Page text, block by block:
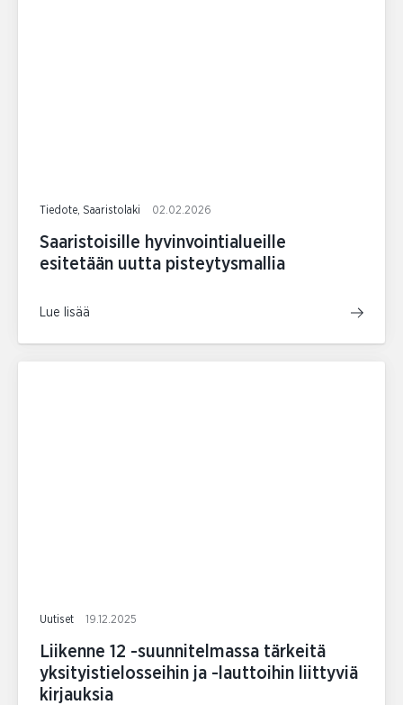
Tiedote, Saaristolaki 02.02.2026
Saaristoisille hyvinvointialueille
esitetään uutta pisteytysmallia
Lue lisää
Uutiset 19.12.2025
Liikenne 12 -suunnitelmassa tärkeitä
yksityistielosseihin ja -lauttoihin liittyviä
kirjauksia